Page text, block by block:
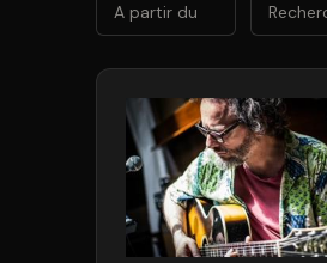
27 28 29
3 4 5
10 11 12
17 18 19